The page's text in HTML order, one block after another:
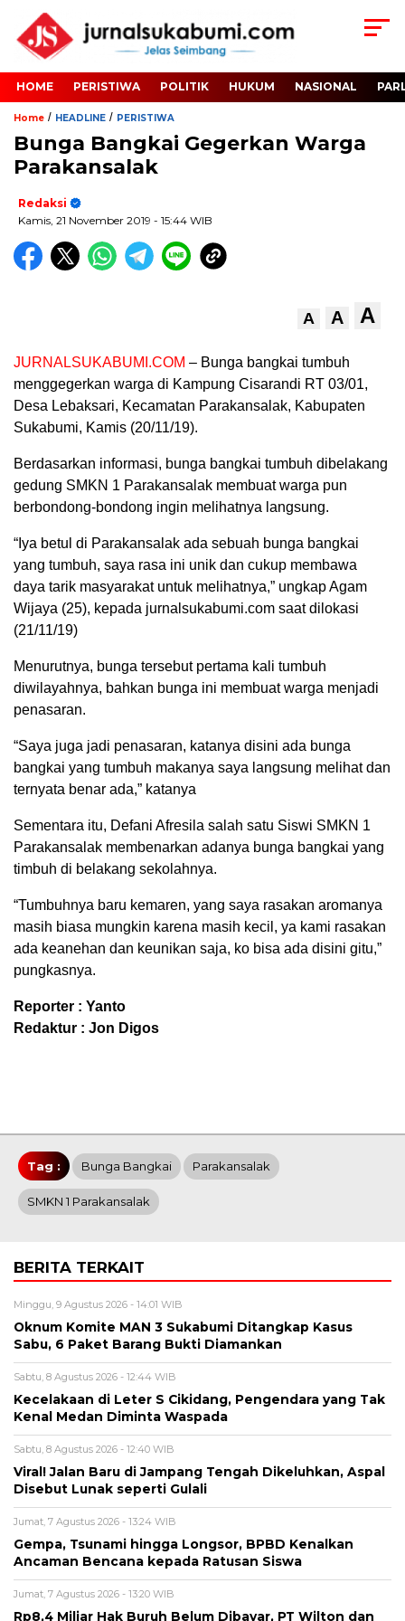
HOME PERISTIWA POLITIK HUKUM NASIONAL
Home / HEADLINE / PERISTIWA
Bunga Bangkai Gegerkan Warga
Parakansalak
Redaksi
Kamis, 21 November 2019 - 15:44 WIB
A A A
JURNALSUKABUMI.COM – Bunga bangkai tumbuh
menggegerkan warga di Kampung Cisarandi RT 03/01,
Desa Lebaksari, Kecamatan Parakansalak, Kabupaten
Sukabumi, Kamis (20/11/19).
Berdasarkan informasi, bunga bangkai tumbuh dibelakang
gedung SMKN 1 Parakansalak membuat warga pun
berbondong-bondong ingin melihatnya langsung.
“Iya betul di Parakansalak ada sebuah bunga bangkai
yang tumbuh, saya rasa ini unik dan cukup membawa
daya tarik masyarakat untuk melihatnya,” ungkap Agam
Wijaya (25), kepada jurnalsukabumi.com saat dilokasi
(21/11/19)
Menurutnya, bunga tersebut pertama kali tumbuh
diwilayahnya, bahkan bunga ini membuat warga menjadi
penasaran.
“Saya juga jadi penasaran, katanya disini ada bunga
bangkai yang tumbuh makanya saya langsung melihat dan
ternyata benar ada,” katanya
Sementara itu, Defani Afresila salah satu Siswi SMKN 1
Parakansalak membenarkan adanya bunga bangkai yang
timbuh di belakang sekolahnya.
“Tumbuhnya baru kemaren, yang saya rasakan aromanya
masih biasa mungkin karena masih kecil, ya kami rasakan
ada keanehan dan keunikan saja, ko bisa ada disini gitu,”
pungkasnya.
Reporter : Yanto
Redaktur : Jon Digos
Tag : Bunga Bangkai Parakansalak
SMKN 1 Parakansalak
BERITA TERKAIT
Minggu, 9 Agustus 2026 - 14:01 WIB
Oknum Komite MAN 3 Sukabumi Ditangkap Kasus
Sabu, 6 Paket Barang Bukti Diamankan
Sabtu, 8 Agustus 2026 - 12:44 WIB
Kecelakaan di Leter S Cikidang, Pengendara yang Tak
Kenal Medan Diminta Waspada
Sabtu, 8 Agustus 2026 - 12:40 WIB
Viral! Jalan Baru di Jampang Tengah Dikeluhkan, Aspal
Disebut Lunak seperti Gulali
Jumat, 7 Agustus 2026 - 13:24 WIB
Gempa, Tsunami hingga Longsor, BPBD Kenalkan
Ancaman Bencana kepada Ratusan Siswa
Jumat, 7 Agustus 2026 - 13:20 WIB
Rp8,4 Miliar Hak Buruh Belum Dibayar, PT Wilton dan